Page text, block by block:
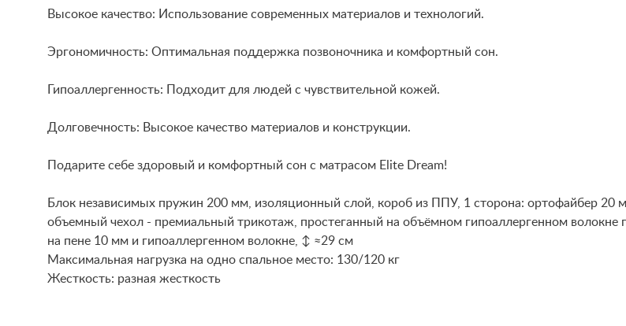
Высокое качество: Использование современных материалов и технологий.
Эргономичность: Оптимальная поддержка позвоночника и комфортный сон.
Гипоаллергенность: Подходит для людей с чувствительной кожей.
Долговечность: Высокое качество материалов и конструкции.
Подарите себе здоровый и комфортный сон с матрасом Elite Dream!
Блок независимых пружин 200 мм, изоляционный слой, короб из ППУ, 1 сторона: ортофайбер 20
объемный чехол - премиальный трикотаж, простеганный на объёмном гипоаллергенном волокне
на пене 10 мм и гипоаллергенном волокне, ↕ ≈29 см
Maксимальная нагрузка на одно спальное место: 130/120 кг
Жесткость: разная жесткость